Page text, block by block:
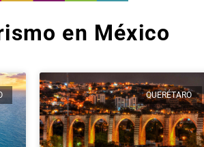
en México
QUERÉTARO